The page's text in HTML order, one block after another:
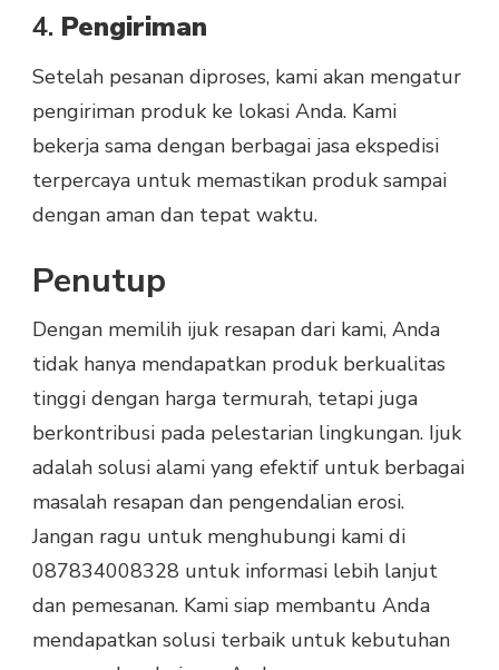
4. Pengiriman
Setelah pesanan diproses, kami akan mengatur
pengiriman produk ke lokasi Anda. Kami
bekerja sama dengan berbagai jasa ekspedisi
terpercaya untuk memastikan produk sampai
dengan aman dan tepat waktu.
Penutup
Dengan memilih ijuk resapan dari kami, Anda
tidak hanya mendapatkan produk berkualitas
tinggi dengan harga termurah, tetapi juga
berkontribusi pada pelestarian lingkungan. Ijuk
adalah solusi alami yang efektif untuk berbagai
masalah resapan dan pengendalian erosi.
Jangan ragu untuk menghubungi kami di
087834008328 untuk informasi lebih lanjut
dan pemesanan. Kami siap membantu Anda
mendapatkan solusi terbaik untuk kebutuhan